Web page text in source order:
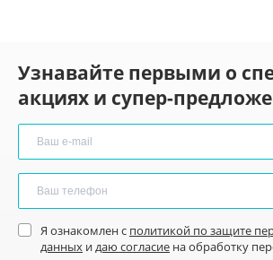
Узнавайте первыми о
акциях и супер-
Я ознакомлен с политикой по защите
данных идаю согласие на обработку